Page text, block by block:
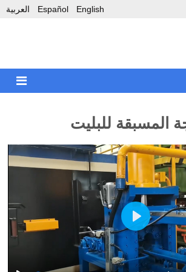
English
Español العربية
المسبقة للبليت
Play